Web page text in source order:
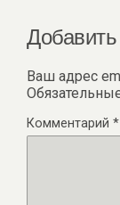
Ваш адрес
Комментарий *